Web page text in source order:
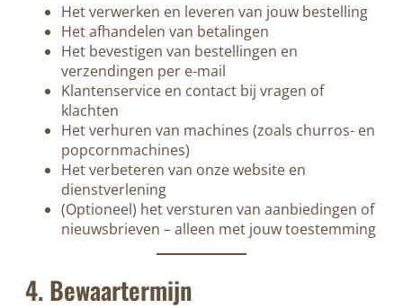
Het verwerken en leveren van jouw bestelling
Het afhandelen van betalingen
Het bevestigen van bestellingen en
verzendingen per e-mail
Klantenservice en contact bij vragen of
klachten
Het verhuren van machines (zoals churros- en
popcornmachines)
Het verbeteren van onze website en
dienstverlening
(Optioneel) het versturen van aanbiedingen of
nieuwsbrieven – alleen met jouw toestemming
4. Bewaartermijn